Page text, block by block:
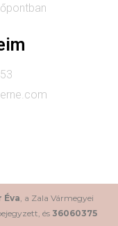
Éva , a Zala Vármegyei
és 36060375